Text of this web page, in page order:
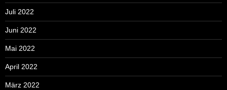
Juli 2022
Juni 2022
Mai 2022
April 2022
März 2022